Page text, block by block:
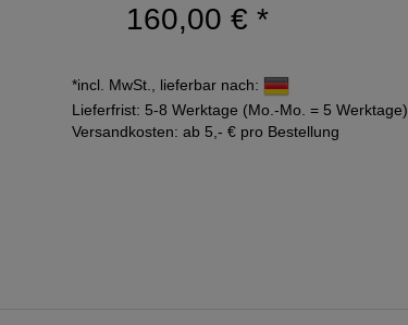
160,00 € *
*incl. MwSt., lieferbar nach:
Lieferfrist: 5-8 Werktage (Mo.-Mo. = 5 Werktage)
Versandkosten: ab 5,- € pro Bestellung